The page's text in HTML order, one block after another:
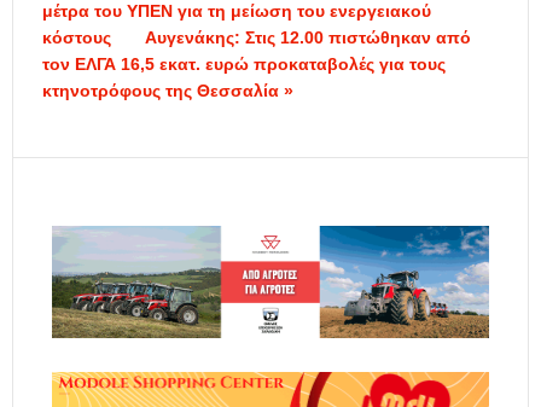
μέτρα του ΥΠΕΝ για τη μείωση του ενεργειακού
κόστους
Αυγενάκης: Στις 12.00 πιστώθηκαν από
τον ΕΛΓΑ 16,5 εκατ. ευρώ προκαταβολές για τους
κτηνοτρόφους της Θεσσαλία »